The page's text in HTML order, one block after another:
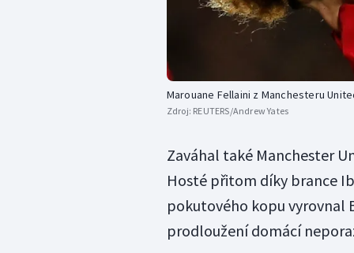
Marouane Fellaini z Manchesteru
Zdroj: REUTERS/Andrew Yates
Zaváhal také Manchester
Hosté přitom díky brance
pokutového kopu vyrovnal
prodloužení domácí